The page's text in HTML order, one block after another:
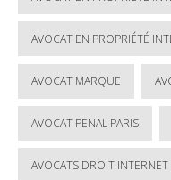
AVOCAT EN PROPRIÉTÉ
AVOCAT MARQUE
AVOCAT PENAL PARIS
AVOCATS DROIT